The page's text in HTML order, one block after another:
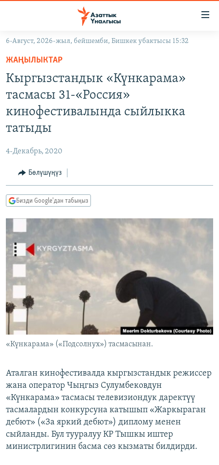
Навигацияга
өтүңүз
Издөөгө
салыңызКЫРГЫЗСТАН
ДҮЙНӨ
ДҮЙНӨ
УКРАИНА
БҮГҮН АЗАТТЫКТА
ЭКСПЕРТТЕР ТАЛДАЙТ
БИЗ ЖАНА ДҮЙНӨ
АЗАТТЫК+
ЫҢГАЙСЫЗ СУРООЛОР
ПОДКАСТ
ӨЗГӨЧӨ ПИКИР
Русский
ЭЕ/АРнун бардык сайттары
6-Август, 2026-жыл, бейшемби, Бишкек убактысы 15:32
ЖАҢЫЛЫКТАР
Кыргызстандык «Күнкарама»
тасмасы 31-«Россия»
кинофестивалында сыйлыкка
татыды
4-Декабрь, 2020
Бөлүшүңүз
Бизди Google'дан табыңыз
«Күнкарама» («Подсолнух») тасмасынан.
Аталган кинофестивалда кыргызстандык режиссер
жана оператор Чыңгыз Сулумбековдун
«Күнкарама» тасмасы телевизиондук даректүү
тасмалардын конкурсуна катышып «Жаркыраган
дебют» («За яркий дебют») диплому менен
сыйланды. Бул тууралуу КР Тышкы иштер
министрлигинин басма сөз кызматы билдирди.